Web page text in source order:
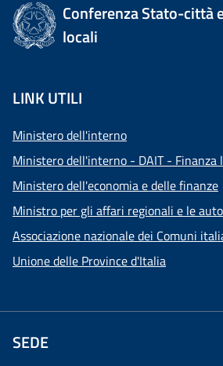
Conferenza Stato-città
locali
LINK UTILI
Ministero dell'interno
Ministero dell'interno - DAIT - Finanza
Ministero dell'economia e delle finanze
Ministro per gli affari regionali e le
Associazione nazionale dei Comuni
Unione delle Province d'Italia
SEDE